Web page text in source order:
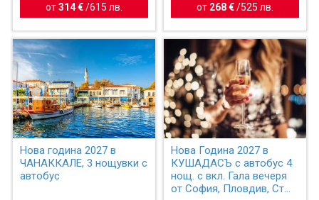
от314 € /615 лв. от 268 €/525 лв.
Нова година 2027 в
ЧАНАККАЛЕ, 3 нощувки с
автобус
Нова Година 2027 в
КУШАДАСЪ с автобус 4
нощ. с вкл. Гала вечеря
от София, Пловдив, Ст...